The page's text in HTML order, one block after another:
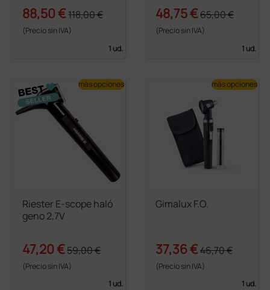
88,50 €118,00 €
(Precio sin IVA)
1 ud.
48,75 €65,00 €
(Precio sin IVA)
1 ud.
Riester E-scope haló
geno 2,7V
47,20 €59,00 €
(Precio sin IVA)
1 ud.
más opciones
Gimalux F.O.
37,36 €46,70 €
(Precio sin IVA)
1 ud.
más opciones